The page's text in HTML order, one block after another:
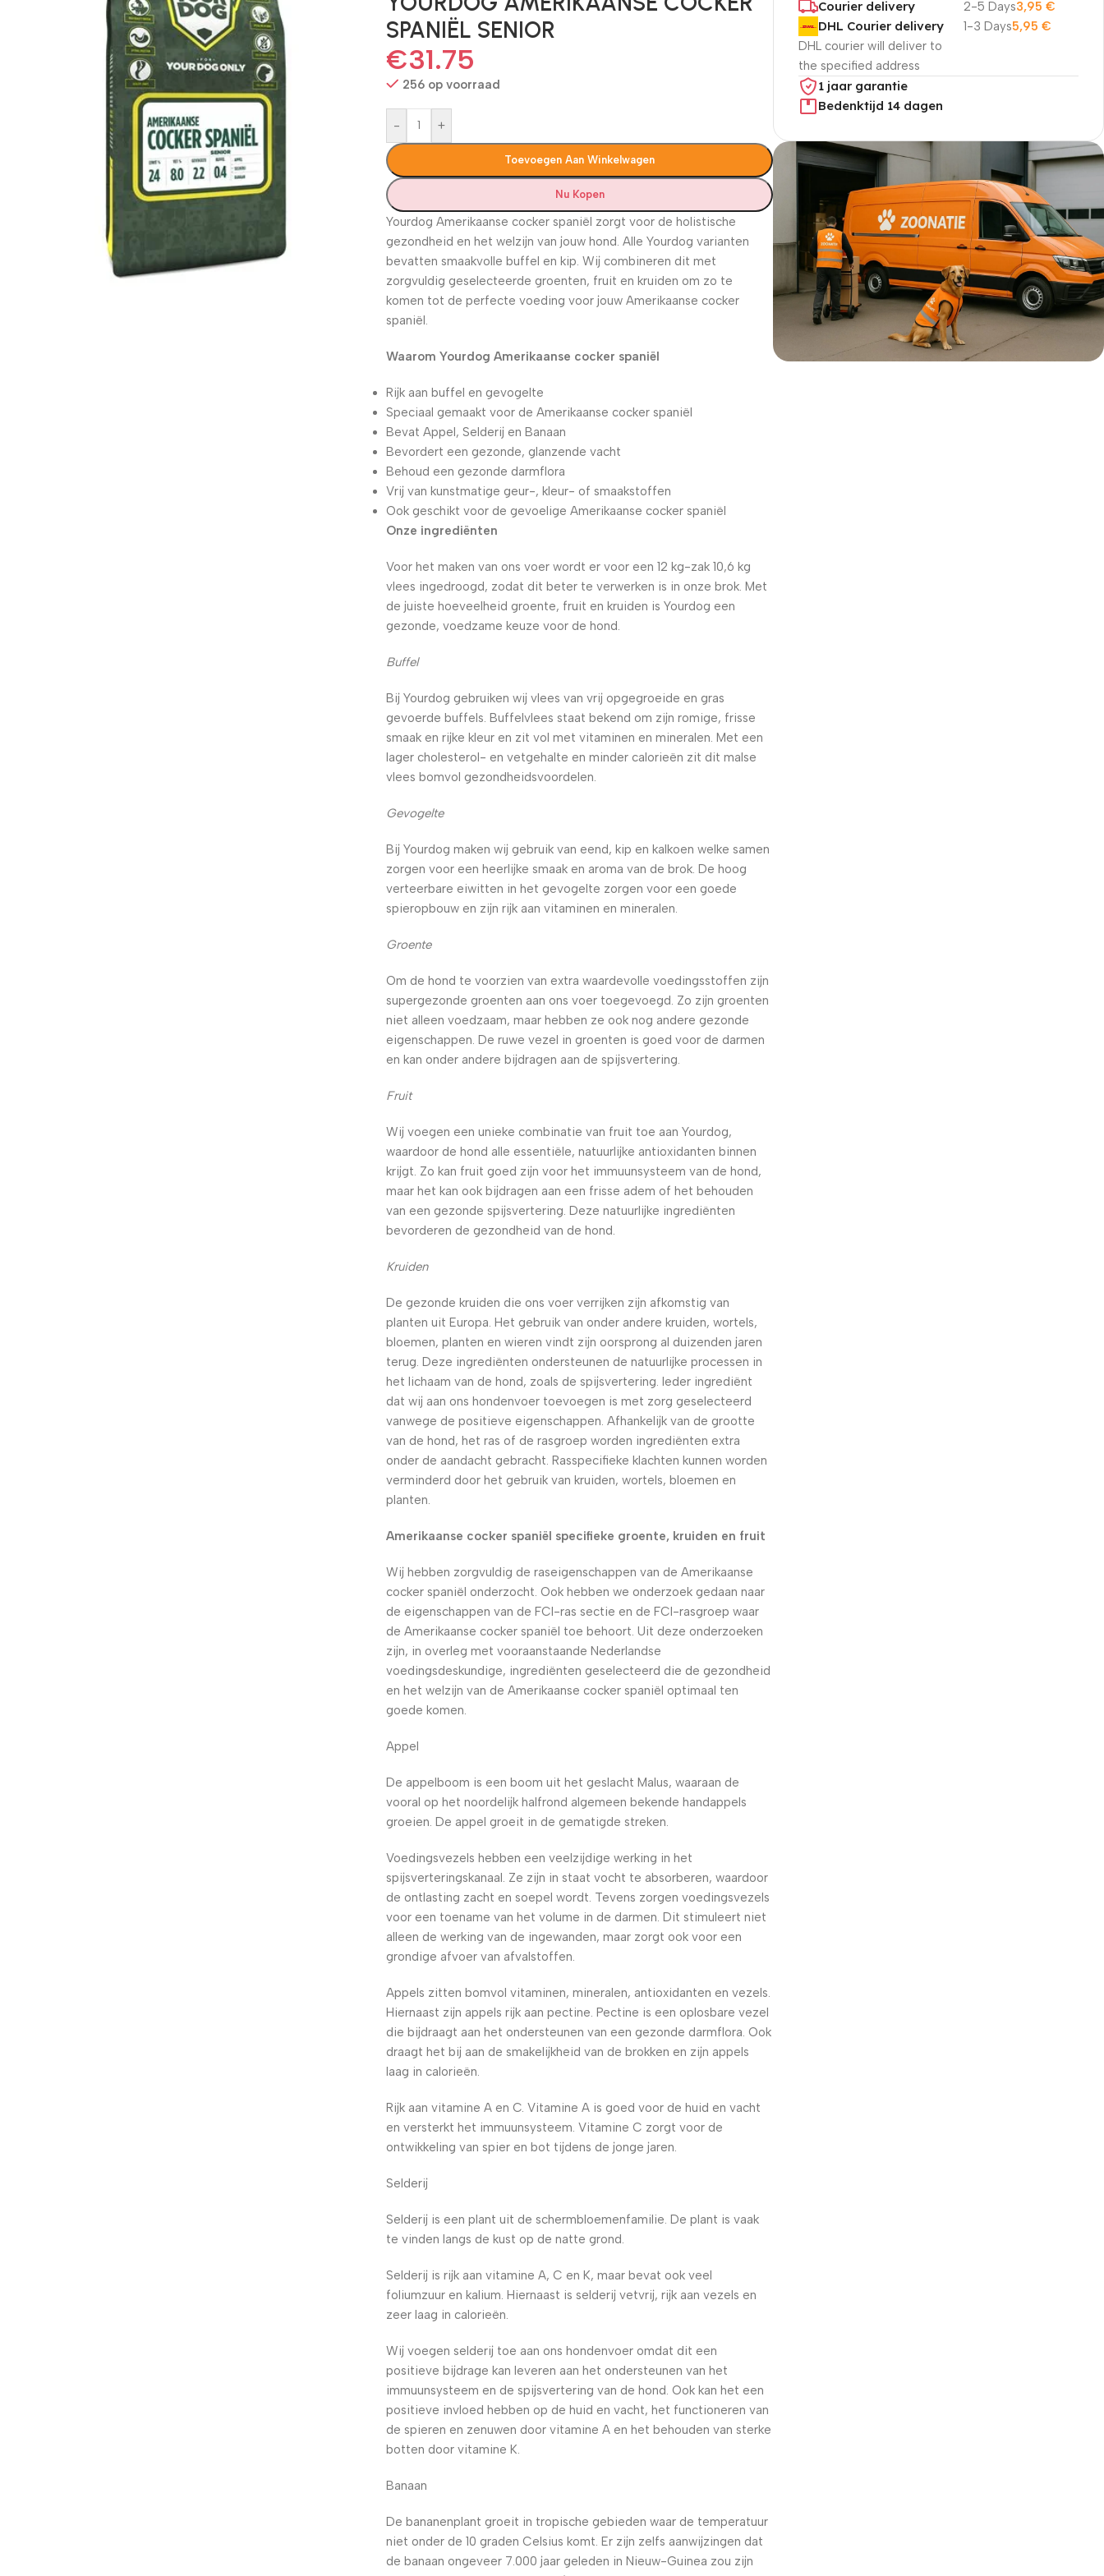
SPANIËL SENIOR
€31.75
256 op voorraad
- +
Toevoegen Aan Winkelwagen
Nu Kopen
Yourdog Amerikaanse cocker spaniël zorgt voor de holistische
gezondheid en het welzijn van jouw hond. Alle Yourdog varianten
bevatten smaakvolle buffel en kip. Wij combineren dit met
zorgvuldig geselecteerde groenten, fruit en kruiden om zo te
komen tot de perfecte voeding voor jouw Amerikaanse cocker
spaniël.
Waarom Yourdog Amerikaanse cocker spaniël
Rijk aan buffel en gevogelte
Speciaal gemaakt voor de Amerikaanse cocker spaniël
Bevat Appel, Selderij en Banaan
Bevordert een gezonde, glanzende vacht
Behoud een gezonde darmflora
Vrij van kunstmatige geur-, kleur- of smaakstoffen
Ook geschikt voor de gevoelige Amerikaanse cocker spaniël
Onze ingrediënten
Voor het maken van ons voer wordt er voor een 12 kg-zak 10,6 kg
vlees ingedroogd, zodat dit beter te verwerken is in onze brok. Met
de juiste hoeveelheid groente, fruit en kruiden is Yourdog een
gezonde, voedzame keuze voor de hond.
Buffel
Bij Yourdog gebruiken wij vlees van vrij opgegroeide en gras
gevoerde buffels. Buffelvlees staat bekend om zijn romige, frisse
smaak en rijke kleur en zit vol met vitaminen en mineralen. Met een
lager cholesterol- en vetgehalte en minder calorieën zit dit malse
vlees bomvol gezondheidsvoordelen.
Gevogelte
Bij Yourdog maken wij gebruik van eend, kip en kalkoen welke samen
zorgen voor een heerlijke smaak en aroma van de brok. De hoog
verteerbare eiwitten in het gevogelte zorgen voor een goede
spieropbouw en zijn rijk aan vitaminen en mineralen.
Groente
Om de hond te voorzien van extra waardevolle voedingsstoffen zijn
supergezonde groenten aan ons voer toegevoegd. Zo zijn groenten
niet alleen voedzaam, maar hebben ze ook nog andere gezonde
eigenschappen. De ruwe vezel in groenten is goed voor de darmen
en kan onder andere bijdragen aan de spijsvertering.
Fruit
Wij voegen een unieke combinatie van fruit toe aan Yourdog,
waardoor de hond alle essentiële, natuurlijke antioxidanten binnen
krijgt. Zo kan fruit goed zijn voor het immuunsysteem van de hond,
maar het kan ook bijdragen aan een frisse adem of het behouden
van een gezonde spijsvertering. Deze natuurlijke ingrediënten
bevorderen de gezondheid van de hond.
Kruiden
De gezonde kruiden die ons voer verrijken zijn afkomstig van
planten uit Europa. Het gebruik van onder andere kruiden, wortels,
bloemen, planten en wieren vindt zijn oorsprong al duizenden jaren
terug. Deze ingrediënten ondersteunen de natuurlijke processen in
het lichaam van de hond, zoals de spijsvertering. Ieder ingrediënt
dat wij aan ons hondenvoer toevoegen is met zorg geselecteerd
vanwege de positieve eigenschappen. Afhankelijk van de grootte
van de hond, het ras of de rasgroep worden ingrediënten extra
onder de aandacht gebracht. Rasspecifieke klachten kunnen worden
verminderd door het gebruik van kruiden, wortels, bloemen en
planten.
Amerikaanse cocker spaniël specifieke groente, kruiden en fruit
Wij hebben zorgvuldig de raseigenschappen van de Amerikaanse
cocker spaniël onderzocht. Ook hebben we onderzoek gedaan naar
de eigenschappen van de FCI-ras sectie en de FCI-rasgroep waar
de Amerikaanse cocker spaniël toe behoort. Uit deze onderzoeken
zijn, in overleg met vooraanstaande Nederlandse
voedingsdeskundige, ingrediënten geselecteerd die de gezondheid
en het welzijn van de Amerikaanse cocker spaniël optimaal ten
goede komen.
Appel
De appelboom is een boom uit het geslacht Malus, waaraan de
vooral op het noordelijk halfrond algemeen bekende handappels
groeien. De appel groeit in de gematigde streken.
Voedingsvezels hebben een veelzijdige werking in het
spijsverteringskanaal. Ze zijn in staat vocht te absorberen, waardoor
de ontlasting zacht en soepel wordt. Tevens zorgen voedingsvezels
voor een toename van het volume in de darmen. Dit stimuleert niet
alleen de werking van de ingewanden, maar zorgt ook voor een
grondige afvoer van afvalstoffen.
Appels zitten bomvol vitaminen, mineralen, antioxidanten en vezels.
Hiernaast zijn appels rijk aan pectine. Pectine is een oplosbare vezel
die bijdraagt aan het ondersteunen van een gezonde darmflora. Ook
draagt het bij aan de smakelijkheid van de brokken en zijn appels
laag in calorieën.
Rijk aan vitamine A en C. Vitamine A is goed voor de huid en vacht
en versterkt het immuunsysteem. Vitamine C zorgt voor de
ontwikkeling van spier en bot tijdens de jonge jaren.
Selderij
Selderij is een plant uit de schermbloemenfamilie. De plant is vaak
te vinden langs de kust op de natte grond.
Selderij is rijk aan vitamine A, C en K, maar bevat ook veel
foliumzuur en kalium. Hiernaast is selderij vetvrij, rijk aan vezels en
zeer laag in calorieën.
Wij voegen selderij toe aan ons hondenvoer omdat dit een
positieve bijdrage kan leveren aan het ondersteunen van het
immuunsysteem en de spijsvertering van de hond. Ook kan het een
positieve invloed hebben op de huid en vacht, het functioneren van
de spieren en zenuwen door vitamine A en het behouden van sterke
botten door vitamine K.
Banaan
De bananenplant groeit in tropische gebieden waar de temperatuur
niet onder de 10 graden Celsius komt. Er zijn zelfs aanwijzingen dat
de banaan ongeveer 7.000 jaar geleden in Nieuw-Guinea zou zijn
Courier delivery
2-5 Days3,95€
DHL Courier delivery
DHL courier will deliver to
the specified address
1-3 Days5,95€
1 jaar garantie
Bedenktijd 14 dagen